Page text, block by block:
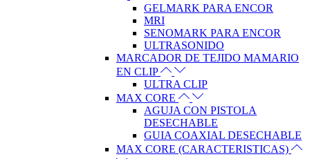
GELMARK PARA ENCOR
MRI
SENOMARK PARA ENCOR
ULTRASONIDO
MARCADOR DE TEJIDO MAMARIO
EN CLIP
ULTRA CLIP
MAX CORE
AGUJA CON PISTOLA
DESECHABLE
GUIA COAXIAL DESECHABLE
MAX CORE (CARACTERISTICAS)